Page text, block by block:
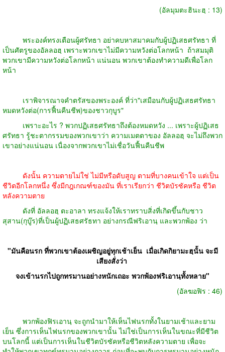
(อัลมุมตะฮินะฮฺ : 13)
พระองค์ทรงเตือนผู้ศรัทธา อย่าคบหาสมาคมกับผู้ปฏิเสธศรัทธา ที่
เป็นศัตรูของอัลลอฮฺ เพราะพวกเขาไม่มีความหวังต่อโลกหน้า ถ้าสมมุติ
พวกเขามีความหวังต่อโลกหน้า แน่นอน พวกเขาต้องทำความดีเพื่อโลก
หน้า
เราพิจารณาจคำตรัสของพระองค์ ที่ว่า"เสมือนกับผู้ปฏิเสธศรัทธา
หมดหวังต่อ(การฟื้นคืนชีพ)ของชาวกุบูร"
เพราะอะไร ? พวกปฏิเสธศรัทธาถึงต้องหมดหวัง ... เพราะผู้ปฏิเสธ
ศรัทธา รู้ชะตากรรมของพวกเขาว่า ความเมตตาของ อัลลอฮฺ จะไม่ถึงพวก
เขาอย่างแน่นอน เนื่องจากพวกเขาไม่เชื่อวันฟื้นคืนชีพ
ดังนั้น ความตายไม่ใช่ ไม่มีหรือดับสูญ ตามที่บางคนเข้าใจ แต่เป็น
ชีวิตอีกโลกหนึ่ง ซึ่งมีกฎเกณฑ์ของมัน ที่เราเรียกว่า ชีวิตบัรซัคหรือ ชีวิต
หลังความตาย
ดังที่ อัลลอฮฺ ตะอาลา ทรงแจ้งให้เราทราบสิ่งที่เกิดขึ้นกับชาว
สุสาน(กุบู๊ร)ที่เป็นผู้ปฏิเสธศรัธทา อย่างกรณีฟริเอานฺ และพวกพ้อง ว่า
"มันคือนรก ที่พวกเขาต้องเผชิญอยู่ทุกเช้าเย็น เมื่อเกิดกิยามะฮฺนั้น จะมี
เสียงสั่งว่า
จงเข้านรกไปถูกทรมานอย่างหนักเถอะ พวกพ้องฟริเอานฺทั้งหลาย"
(อัลฆอฟิร : 46)
พวกพ้องฟิรเอานฺ จะถูกนำมาให้เห็นไฟนรกทั้งในยามเช้าและยาม
เย็น ซึ่งการเห็นไฟนรกของพวกเขานั้น ไม่ใช่เป็นการเห็นในขณะที่มีชีวิต
บนโลกนี้ แต่เป็นการเห็นในชีวิตบัรซัคหรือชีวิตหลังความตาย เพื่อจะ